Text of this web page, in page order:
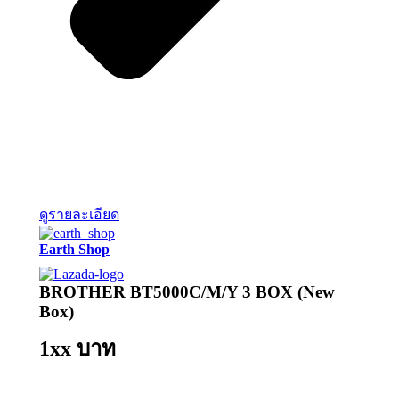
ดูรายละเอียด
Earth Shop
BROTHER BT5000C/M/Y 3 BOX (New
Box)
1xx บาท